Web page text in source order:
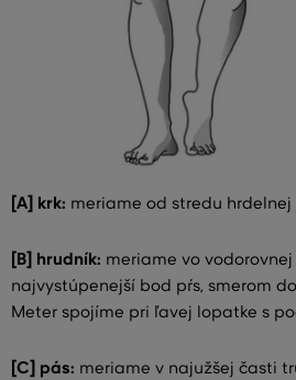
[A] krk: meriame od stredu
[B] hrudník: meriame vo
najvystúpenejší bod pŕs, smerom
Meter spojíme pri ľavej lopatke s
[C] pás: meriame v najužšej časti